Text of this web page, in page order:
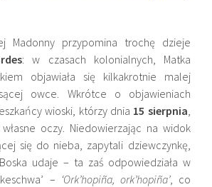
Madonny przypomina trochę dzieje
: w czasach kolonialnych, Matka
objawiała się kilkakrotnie malej
owce. Wkrótce o objawieniach
wioski, którzy dnia 15 sierpnia,
oczy. Niedowierzając na widok
się do nieba, zapytali dziewczynkę,
udaje – ta zaś odpowiedziała w
– ‘Ork’hopiña, ork’hopiña’, co